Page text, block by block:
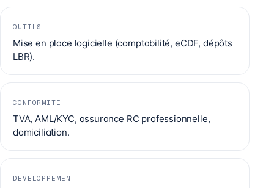
OUTILS
Mise en place logicielle (comptabilité, eCDF, dépôts
LBR).
CONFORMITÉ
TVA, AML/KYC, assurance RC professionnelle,
domiciliation.
DÉVELOPPEMENT